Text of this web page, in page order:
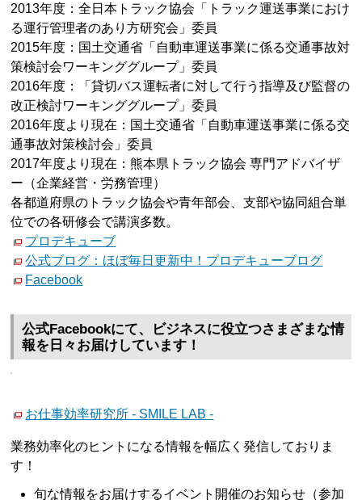
2013年度：全日本トラック協会「トラック運送事業におけ
る運行管理者のあり方研究会」委員
2015年度：国土交通省「自動車運送事業に係る交通事故対
策検討会ワーキンググループ」委員
2016年度：「貸切バス運転者に対して行う指導及び監督の
改正検討ワーキンググループ」委員
2016年度より現在：国土交通省「自動車運送事業に係る交
通事故対策検討会」委員
2017年度より現在：熊本県トラック協会 専門アドバイザ
ー（企業経営・労務管理）
各都道府県のトラック協会や青年部会、支部や協同組合単
位での各研修会で講演多数。
プロデキューブ
公式ブログ：ほぼ毎日更新中！プロデキューブログ
Facebook
公式Facebookにて、ビジネスに役立つさまざまな情
報を日々お届けしています！
お仕事効率研究所 - SMILE LAB -
業務効率化のヒントになる情報を幅広く発信しておりま
す！
旬な情報をお届けするイベント開催のお知らせ（参加